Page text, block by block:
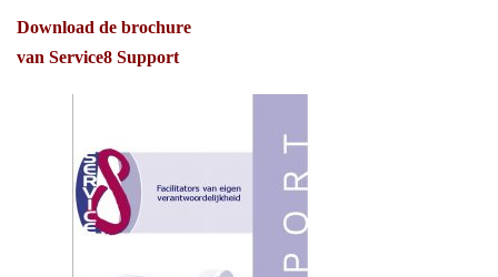
Download de brochure
van Service8 Support